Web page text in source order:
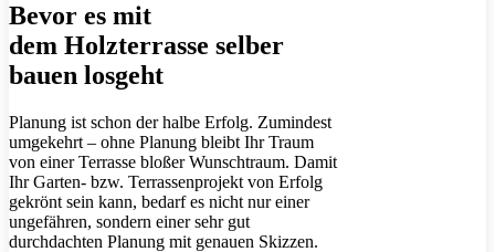
Bevor es mit
dem Holzterrasse selber
bauen losgeht
Planung ist schon der halbe Erfolg. Zumindest
umgekehrt – ohne Planung bleibt Ihr Traum
von einer Terrasse bloßer Wunschtraum. Damit
Ihr Garten- bzw. Terrassenprojekt von Erfolg
gekrönt sein kann, bedarf es nicht nur einer
ungefähren, sondern einer sehr gut
durchdachten Planung mit genauen Skizzen.